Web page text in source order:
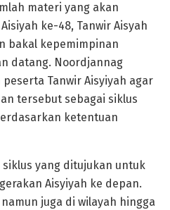
materi yang akan
ke-48, Tanwir Aisyah
bakal kepemimpinan
datang. Noordjannag
Tanwir Aisyiyah agar
tersebut sebagai siklus
ketentuan
siklus yang ditujukan untuk
Aisyiyah ke depan.
juga di wilayah hingga